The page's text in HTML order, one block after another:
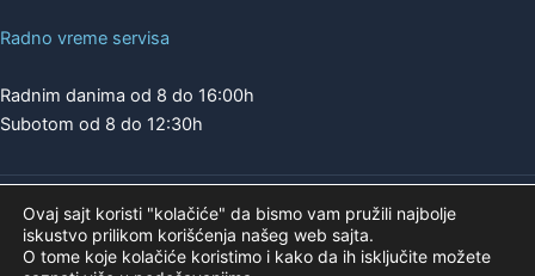
Radno vreme servisa
Radnim danima od 8 do 16:00h
Subotom od 8 do 12:30h
Copyright © 2026 | A.K. STOJANOV
Pogledajte našu ponudu na
Ovaj sajt koristi "kolačiće" da bismo vam pružili najbolje
iskustvo prilikom korišćenja našeg web sajta.
O tome koje kolačiće koristimo i kako da ih isključite možete